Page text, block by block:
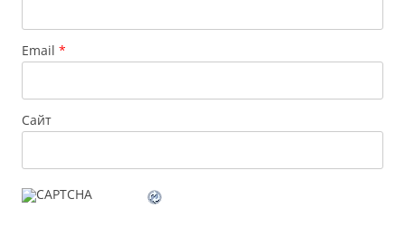
Email *
Сайт